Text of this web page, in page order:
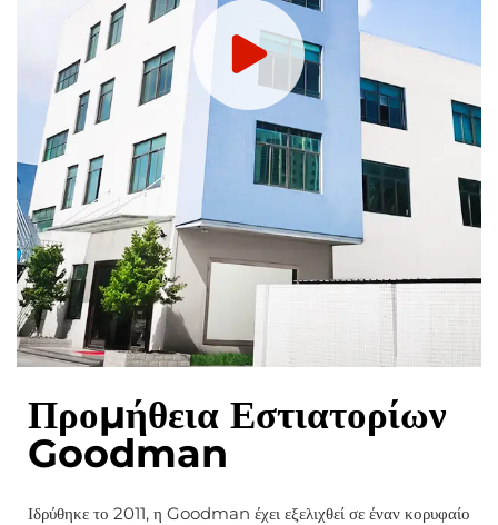
Προμήθεια Εστιατορίων
Goodman
Ιδρύθηκε το 2011, η Goodman έχει εξελιχθεί σε έναν κορυφαίο